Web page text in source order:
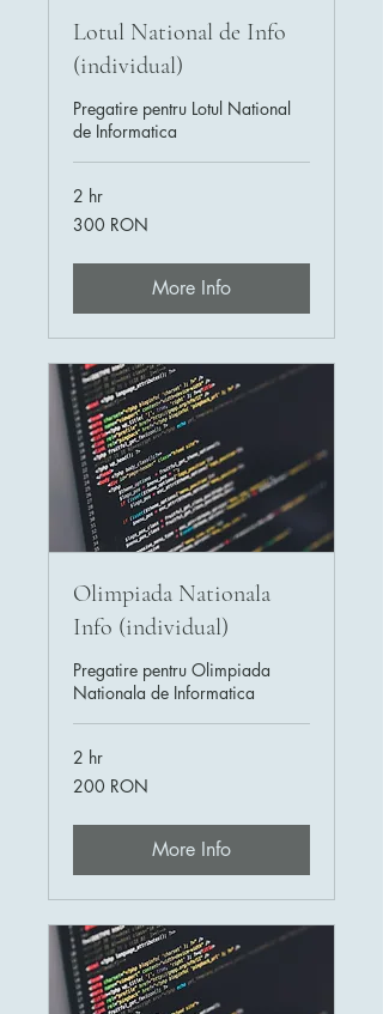
Lotul National de Info
(individual)
Pregatire pentru Lotul National
de Informatica
2 hr
300
de
300 RON
More Info
Olimpiada Nationala
Info (individual)
Pregatire pentru Olimpiada
Nationala de Informatica
2 hr
200
de
200 RON
More Info